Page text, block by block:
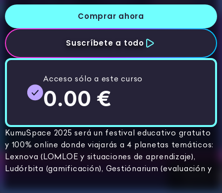
KumuSpace 2025 será un festival educativo gratuito
y 100% online donde viajarás a 4 planetas temáticos:
Lexnova (LOMLOE y situaciones de aprendizaje),
Ludórbita (gamificación), Gestiónarium (evaluación y
Comprar ahora
Suscríbete a todo
Acceso sólo a este curso
0.00 €